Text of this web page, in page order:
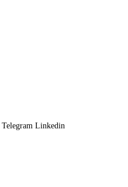
Telegram Linkedin